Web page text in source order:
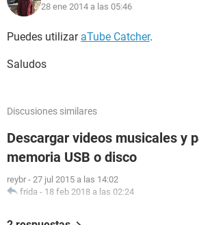
28 ene 2014 a las 05:46
Puedes utilizar aTube Catcher.
Saludos
Discusiones similares
Descargar videos musicales y
memoria USB o disco
reybr - 27 jul 2015 a las 14:02
frida - 18 feb 2018 a las 02:24